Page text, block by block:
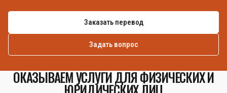
Заказать перевод
Задать вопрос
ОКАЗЫВАЕМ УСЛУГИ ДЛЯ ФИЗИЧЕСКИХ И